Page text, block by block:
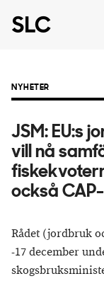
NYHETER
JSM: EU:s
vill nå
också
Rådet (jordbruk
-17 december